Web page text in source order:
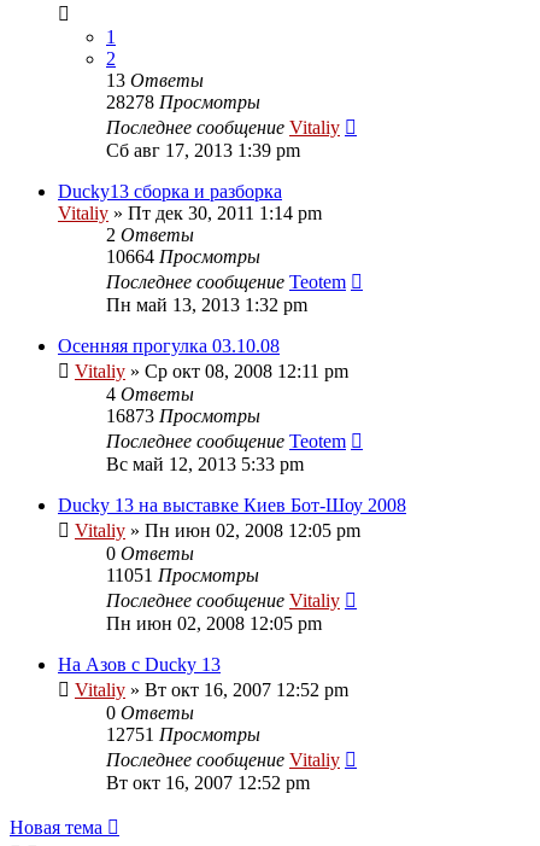
1
2
13 Ответы
28278 Просмотры
Последнее сообщение Vitaliy
Сб авг 17, 2013 1:39 pm
Ducky13 сборка и разборка
Vitaliy » Пт дек 30, 2011 1:14 pm
2 Ответы
10664 Просмотры
Последнее сообщение Teotem
Пн май 13, 2013 1:32 pm
Осенняя прогулка 03.10.08
Vitaliy » Ср окт 08, 2008 12:11 pm
4 Ответы
16873 Просмотры
Последнее сообщение Teotem
Вс май 12, 2013 5:33 pm
Ducky 13 на выставке Киев Бот-Шоу 2008
Vitaliy » Пн июн 02, 2008 12:05 pm
0 Ответы
11051 Просмотры
Последнее сообщение Vitaliy
Пн июн 02, 2008 12:05 pm
На Азов с Ducky 13
Vitaliy » Вт окт 16, 2007 12:52 pm
0 Ответы
12751 Просмотры
Последнее сообщение Vitaliy
Вт окт 16, 2007 12:52 pm
Новая тема